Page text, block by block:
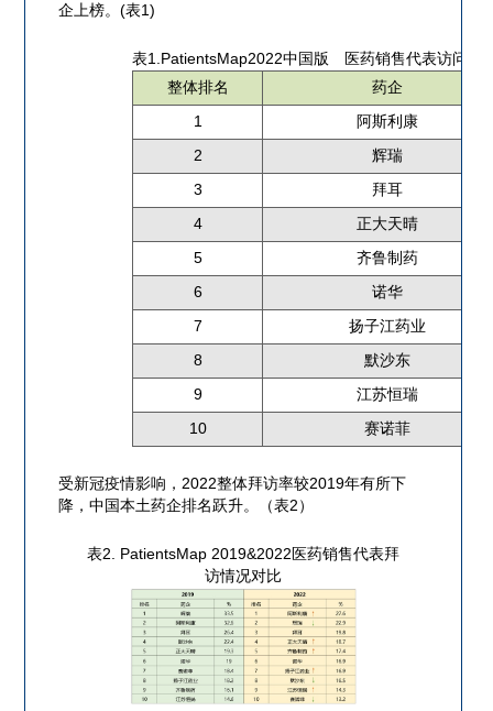
企上榜。(表1)
表1.PatientsMap2022中国版 医药销售代表访问
整体排名
药企
1 阿斯利康
2 辉瑞
3 拜耳
4 正大天晴
5 齐鲁制药
6 诺华
7 扬子江药业
8 默沙东
9 江苏恒瑞
10 赛诺菲
受新冠疫情影响，2022整体拜访率较2019年有所下
降，中国本土药企排名跃升。（表2）
表2. PatientsMap 2019&2022医药销售代表拜
访情况对比